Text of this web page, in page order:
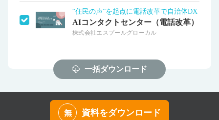
“住民の声”を起点に電話改革で自治体DX
AIコンタクトセンター（電話改革）
株式会社エスプールグローカル
一括ダウンロード
無
資料をダウンロード